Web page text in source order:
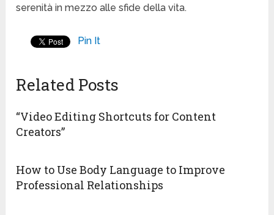
serenità in mezzo alle sfide della vita.
Pin It
Related Posts
“Video Editing Shortcuts for Content
Creators”
How to Use Body Language to Improve
Professional Relationships